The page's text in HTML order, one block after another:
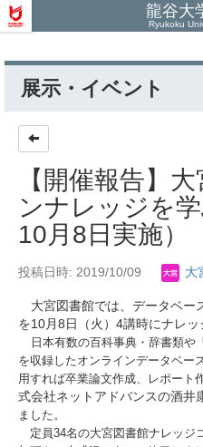
龍谷大
Ryukoku
展示・イベント
【開催報告】
ンナレッジを
10月8日実施）
投稿日時: 2019/10/09 大
大宮図書館では、データベー
を10月8日（火）4講時にナレッ
日本有数の百科事典・辞書類や
を収録したオンラインデータベー
用すれば卒業論文作成、レポート
式会社ネットアドバンスの酒井
ました。
定員34名の大宮図書館ナレッジ